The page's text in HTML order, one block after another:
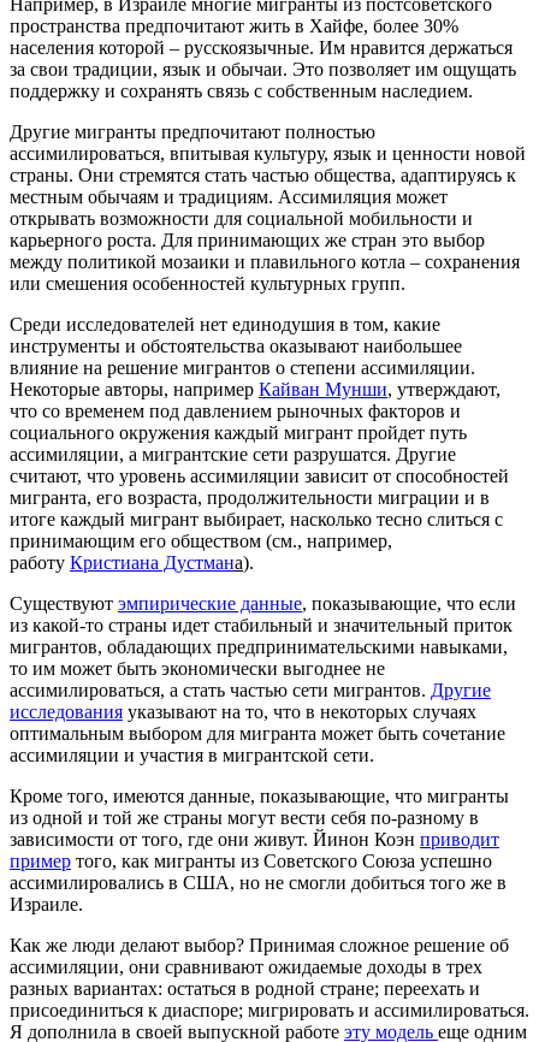
пространства предпочитают жить в Хайфе, более 30%
населения которой – русскоязычные. Им нравится держаться
за свои традиции, язык и обычаи. Это позволяет им ощущать
поддержку и сохранять связь с собственным наследием.
Другие мигранты предпочитают полностью
ассимилироваться, впитывая культуру, язык и ценности новой
страны. Они стремятся стать частью общества, адаптируясь к
местным обычаям и традициям. Ассимиляция может
открывать возможности для социальной мобильности и
карьерного роста. Для принимающих же стран это выбор
между политикой мозаики и плавильного котла – сохранения
или смешения особенностей культурных групп.
Среди исследователей нет единодушия в том, какие
инструменты и обстоятельства оказывают наибольшее
влияние на решение мигрантов о степени ассимиляции.
Некоторые авторы, например Кайван Мунши, утверждают,
что со временем под давлением рыночных факторов и
социального окружения каждый мигрант пройдет путь
ассимиляции, а мигрантские сети разрушатся. Другие
считают, что уровень ассимиляции зависит от способностей
мигранта, его возраста, продолжительности миграции и в
итоге каждый мигрант выбирает, насколько тесно слиться с
принимающим его обществом (см., например,
работу Кристиана Дустмана).
Существуют эмпирические данные, показывающие, что если
из какой-то страны идет стабильный и значительный приток
мигрантов, обладающих предпринимательскими навыками,
то им может быть экономически выгоднее не
ассимилироваться, а стать частью сети мигрантов. Другие
исследования указывают на то, что в некоторых случаях
оптимальным выбором для мигранта может быть сочетание
ассимиляции и участия в мигрантской сети.
Кроме того, имеются данные, показывающие, что мигранты
из одной и той же страны могут вести себя по-разному в
зависимости от того, где они живут. Йинон Коэн приводит
пример того, как мигранты из Советского Союза успешно
ассимилировались в США, но не смогли добиться того же в
Израиле.
Как же люди делают выбор? Принимая сложное решение об
ассимиляции, они сравнивают ожидаемые доходы в трех
разных вариантах: остаться в родной стране; переехать и
присоединиться к диаспоре; мигрировать и ассимилироваться.
Я дополнила в своей выпускной работе эту модель еще одним